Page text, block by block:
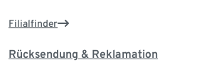
Filialfinder
Rücksendung & Reklamation